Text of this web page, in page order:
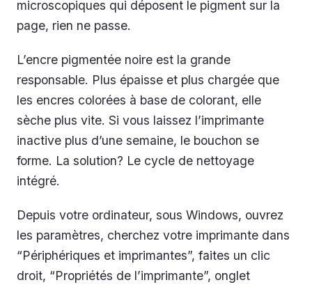
microscopiques qui déposent le pigment sur la
page, rien ne passe.
L’encre pigmentée noire est la grande
responsable. Plus épaisse et plus chargée que
les encres colorées à base de colorant, elle
sèche plus vite. Si vous laissez l’imprimante
inactive plus d’une semaine, le bouchon se
forme. La solution? Le cycle de nettoyage
intégré.
Depuis votre ordinateur, sous Windows, ouvrez
les paramètres, cherchez votre imprimante dans
“Périphériques et imprimantes”, faites un clic
droit, “Propriétés de l’imprimante”, onglet